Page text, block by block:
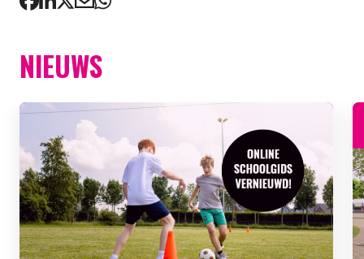
NIEUWS